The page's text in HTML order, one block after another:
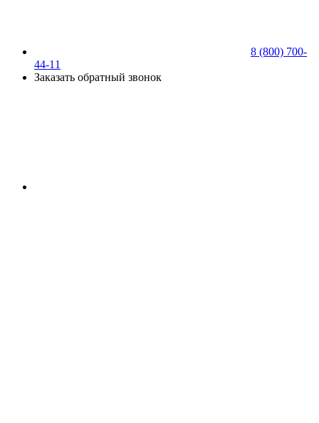
8 (800) 700-
44-11
Заказать обратный звонок